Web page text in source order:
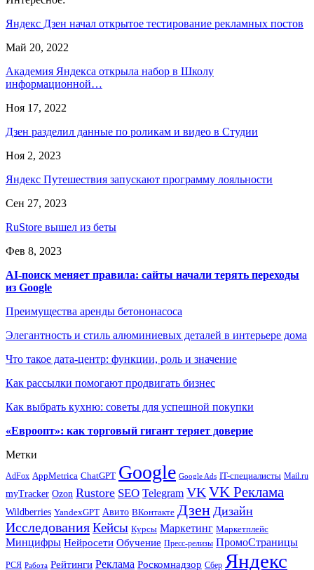
Яндекс Дзен начал открытое тестирование рекламных постов
Май 20, 2022
Академия Яндекса открыла набор в Школу
информационной…
Ноя 17, 2022
Дзен разделил данные по роликам и видео в Студии
Ноя 2, 2023
Яндекс Путешествия запускают программу лояльности
Сен 27, 2023
RuStore вышел из беты
Фев 8, 2023
AI-поиск меняет правила: сайты начали терять переходы
из Google
Преимущества аренды бетононасоса
Элегантность и стиль алюминиевых деталей в интерьере дома
Что такое дата-центр: функции, роль и значение
Как рассылки помогают продвигать бизнес
Как выбрать кухню: советы для успешной покупки
«Евроопт»: как торговый гигант теряет доверие
Метки
AdFox AppMetrica ChatGPT Google Google Ads IT-специалисты Mail.ru
myTracker Ozon Rustore SEO Telegram VKVK Реклама
Wildberries YandexGPT Авито ВКонтакте Дзен Дизайн
ИсследованияКейсы Курсы Маркетинг Маркетплейс
Минцифры Нейросети Обучение Пресс-релизы ПромоСтраницы
РСЯ Работа Рейтинги Реклама Роскомнадзор Сбер Яндекс